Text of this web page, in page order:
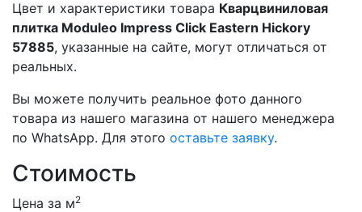
Цвет и характеристики товара Кварцвиниловая
плитка Moduleo Impress Click Eastern Hickory
57885, указанные на сайте, могут отличаться от
реальных.
Вы можете получить реальное фото данного
товара из нашего магазина от нашего менеджера
по WhatsApp. Для этого оставьте заявку.
Стоимость
Цена за м2